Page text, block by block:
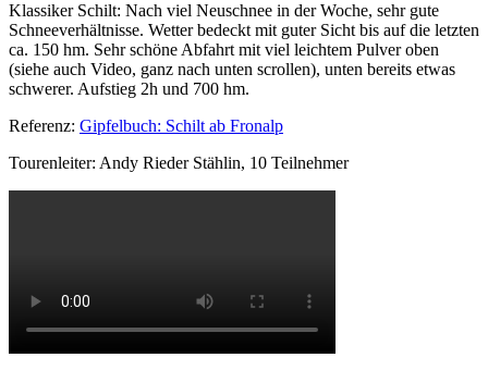
Klassiker Schilt: Nach viel Neuschnee in der Woche, sehr gute
Schneeverhältnisse. Wetter bedeckt mit guter Sicht bis auf die letzten
ca. 150 hm. Sehr schöne Abfahrt mit viel leichtem Pulver oben
(siehe auch Video, ganz nach unten scrollen), unten bereits etwas
schwerer. Aufstieg 2h und 700 hm.
Referenz: Gipfelbuch: Schilt ab Fronalp
Tourenleiter: Andy Rieder Stählin, 10 Teilnehmer